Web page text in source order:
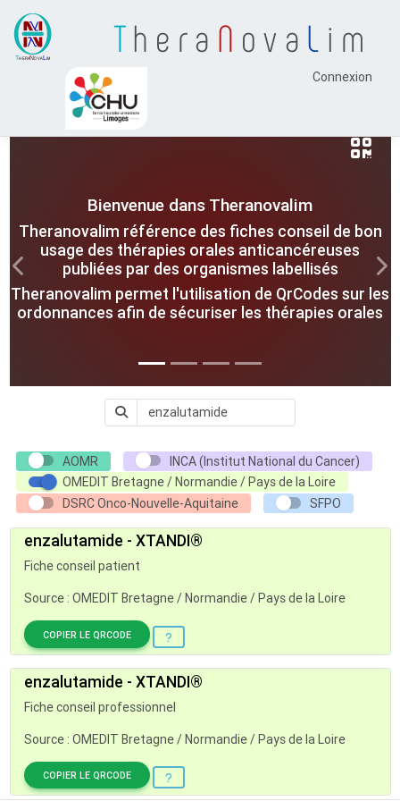
Thera N ova L im
Connexion
Bienvenue dans Theranovalim
Theranovalim référence des fiches conseil de bon
usage des thérapies orales anticancéreuses
publiées par des organismes labellisés
Theranovalim permet l'utilisation de QrCodes sur les
ordonnances afin de sécuriser les thérapies orales
Previous
AOMR
INCA (Institut National du Cancer)
OMEDIT Bretagne / Normandie / Pays de la Loire
DSRC Onco-Nouvelle-Aquitaine
SFPO
enzalutamide - XTANDI®
Fiche conseil patient
Source : OMEDIT Bretagne / Normandie / Pays de la Loire
COPIER LE QRCODE
enzalutamide - XTANDI®
Fiche conseil professionnel
Source : OMEDIT Bretagne / Normandie / Pays de la Loire
COPIER LE QRCODE